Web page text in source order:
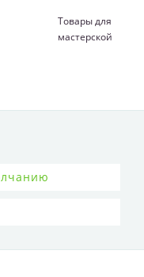
Товары для
мастерской